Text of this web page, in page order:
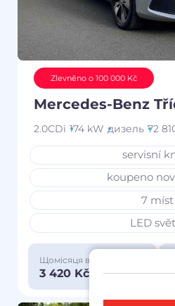
Zlevněno o 100 000 Kč
Mercedes-Benz
2.0CDi 174 kW дизель 72
servisní
koupeno
7 míst
LED
Щомісяця від
3 420 Kč